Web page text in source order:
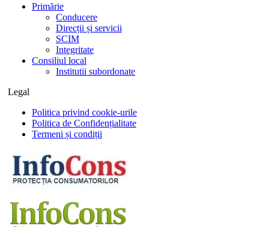
Primărie
Conducere
Direcții și servicii
SCIM
Integritate
Consiliul local
Institutii subordonate
Legal
Politica privind cookie-urile
Politica de Confidențialitate
Termeni și condiții